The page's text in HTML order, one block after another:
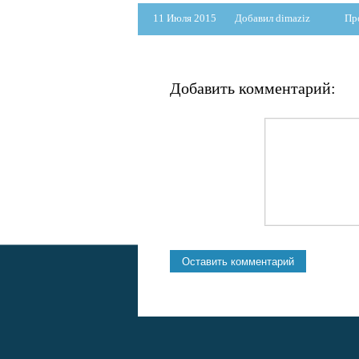
11 Июля 2015 Добавил dimaziz
Добавить комментарий: